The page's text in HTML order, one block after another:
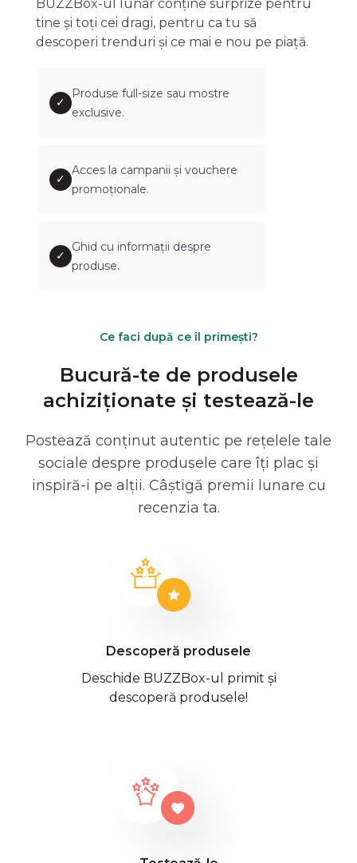
BUZZBox-ul lunar conține surprize pentru
tine și toți cei dragi, pentru ca tu să
descoperi trenduri și ce mai e nou pe piață.
✓
Produse full-size sau mostre
exclusive.
✓
Acces la campanii și vouchere
promoționale.
✓
Ghid cu informații despre
produse.
Ce faci după ce îl primești?
Bucură-te de produsele
achiziționate și testează-le
Postează conținut autentic pe rețelele tale
sociale despre produsele care îți plac și
inspiră-i pe alții. Câștigă premii lunare cu
recenzia ta.
Descoperă produsele
Deschide BUZZBox-ul primit și
descoperă produsele!